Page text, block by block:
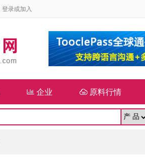
登录或加入
 企业 原料行情